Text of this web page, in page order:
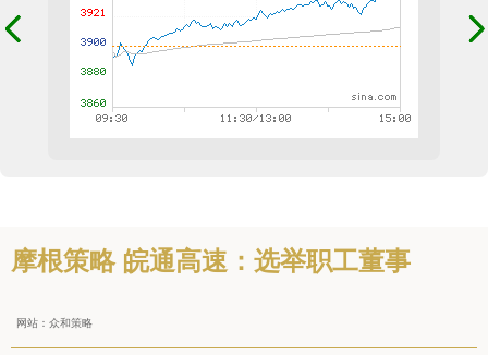
摩根策略 皖通高速：选举职工董事
网站：众和策略